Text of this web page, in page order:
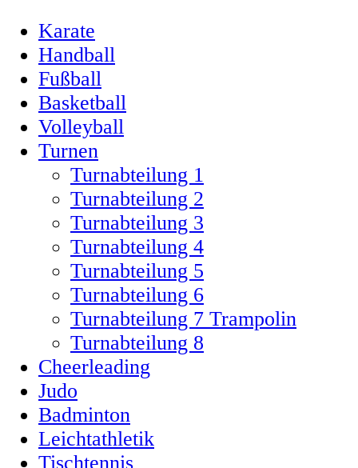
Karate
Handball
Fußball
Basketball
Volleyball
Turnen
Turnabteilung 1
Turnabteilung 2
Turnabteilung 3
Turnabteilung 4
Turnabteilung 5
Turnabteilung 6
Turnabteilung 7 Trampolin
Turnabteilung 8
Cheerleading
Judo
Badminton
Leichtathletik
Tischtennis